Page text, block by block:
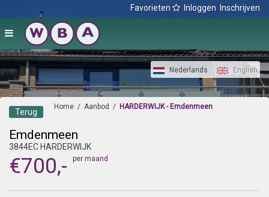
Favorieten Inloggen Inschrijven
Nederlands English
Home / Aanbod / HARDERWIJK - Emdenmeen
Terug
Emdenmeen
3844EC HARDERWIJK
€700,- per maand